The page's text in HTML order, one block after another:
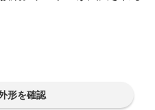
形を確認